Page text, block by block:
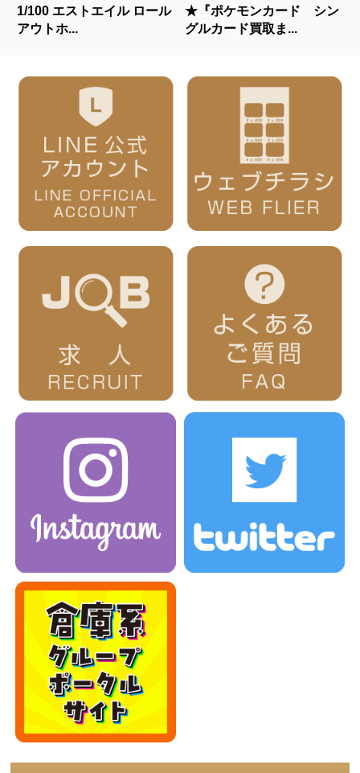
1/100 エストエイル ロール
アウトホ...
★『ポケモンカード シン
グルカード買取ま...